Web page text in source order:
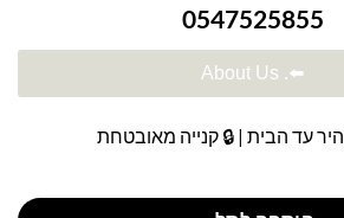
0547525855
⬅️. About Us
עד הבית | 🔒 קנייה מאובטחת